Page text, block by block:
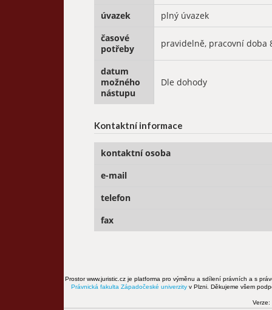
úvazek
plný úvazek
časové
potřeby
pravidelně, pracovní doba
datum
možného
nástupu
Dle dohody
Kontaktní informace
kontaktní osoba
e-mail
telefon
fax
Prostor www.juristic.cz je platforma pro výměnu a sdílení právních a s
Právnická fakulta Západočeské univerzity v Plzni. Děkujeme všem
Verze: